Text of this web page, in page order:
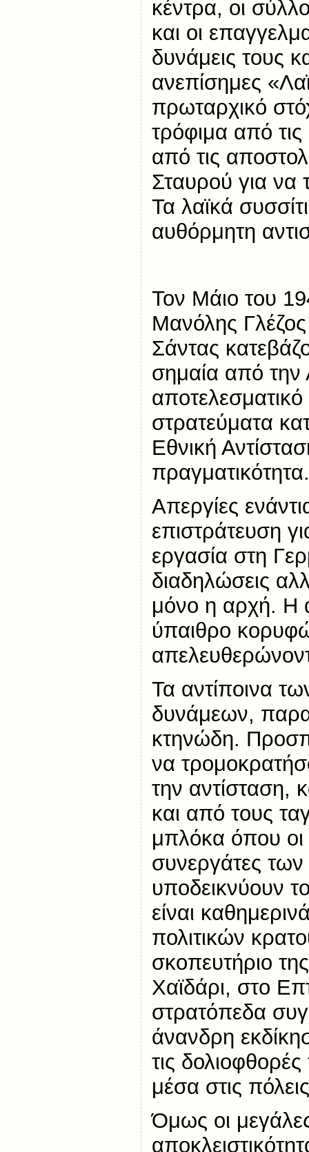
κέντρα, οι
και οι
δυνάμεις τους
ανεπίσημες
πρωταρχικό
τρόφιμα από τις
από τις
Σταυρού για να
Τα λαϊκά
αυθόρμητη
Τον Μάιο του
Μανόλης
Σάντας
σημαία από
στρατεύματα
Εθνική
πραγματικότητα.
Απεργίες
επιστράτευση
εργασία στη
διαδηλώσεις
μόνο η αρχή. Η
ύπαιθρο
Τα αντίποινα
δυνάμεων,
κτηνώδη.
να
την αντίσταση,
και από τους
μπλόκα όπου οι
συνεργάτες
υποδεικνύουν
είναι
πολιτικών
σκοπευτήριο
Χαϊδάρι, στο
στρατόπεδα
άνανδρη
τις
μέσα στις
Όμως οι